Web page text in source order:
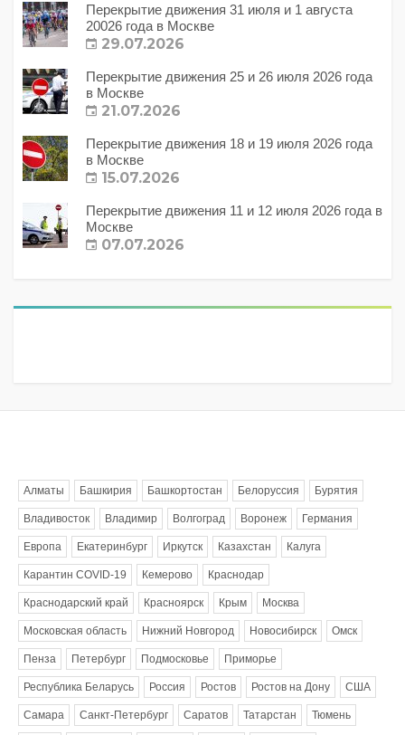
Перекрытие движения 31 июля и 1 августа
20026 года в Москве
29.07.2026
Перекрытие движения 25 и 26 июля 2026 года
в Москве
21.07.2026
Перекрытие движения 18 и 19 июля 2026 года
в Москве
15.07.2026
Перекрытие движения 11 и 12 июля 2026 года в
Москве
07.07.2026
Алматы Башкирия Башкортостан Белоруссия Бурятия
Владивосток Владимир Волгоград Воронеж Германия
Европа Екатеринбург Иркутск Казахстан Калуга
Карантин COVID-19 Кемерово Краснодар
Краснодарский край Красноярск Крым Москва
Московская область Нижний Новгород Новосибирск Омск
Пенза Петербург Подмосковье Приморье
Республика Беларусь Россия Ростов Ростов на Дону США
Самара Санкт-Петербург Саратов Татарстан Тюмень